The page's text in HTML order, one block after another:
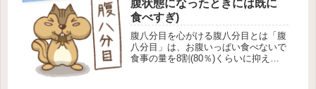
ら、お...
腹状態になったときには既に
食べすぎ)
腹八分目を心がける腹八分目とは「腹
八分目」は、お腹いっぱい食べないで
食事の量を8割(80％)くらいに抑える